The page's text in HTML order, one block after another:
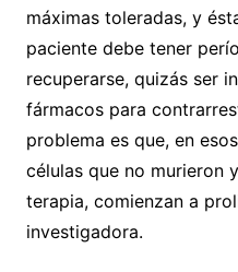
máximas toleradas, y
paciente debe tener
recuperarse, quizás ser
fármacos para
problema es que, en
células que no murieron
terapia, comienzan a
investigadora.